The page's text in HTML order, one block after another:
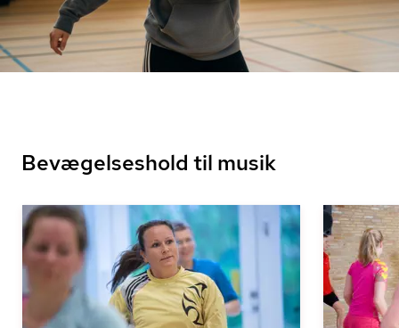
Bevægelseshold til musik